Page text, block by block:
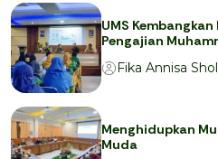
UMS
Pengajian
Fika Annisa
Menghidupkan
Muda